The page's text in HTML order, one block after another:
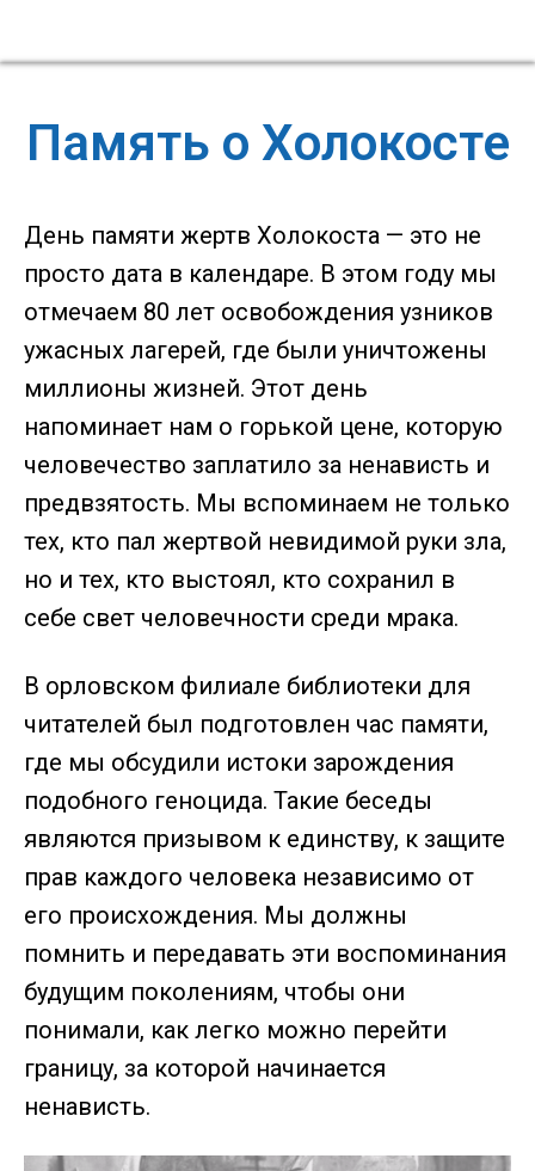
Память о Холокосте
⁣День памяти жертв Холокоста — это не
просто дата в календаре. В этом году мы
отмечаем 80 лет освобождения узников
ужасных лагерей, где были уничтожены
миллионы жизней. Этот день
напоминает нам о горькой цене, которую
человечество заплатило за ненависть и
предвзятость. Мы вспоминаем не только
тех, кто пал жертвой невидимой руки зла,
но и тех, кто выстоял, кто сохранил в
себе свет человечности среди мрака.
⁣В орловском филиале библиотеки для
читателей был подготовлен час памяти,
где мы обсудили истоки зарождения
подобного геноцида. Такие беседы
являются призывом к единству, к защите
прав каждого человека независимо от
его происхождения. Мы должны
помнить и передавать эти воспоминания
будущим поколениям, чтобы они
понимали, как легко можно перейти
границу, за которой начинается
ненависть.